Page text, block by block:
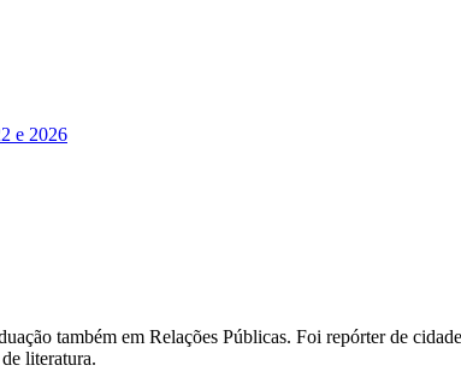
e 2026
também em Relações Públicas. Foi repórter de
literatura.